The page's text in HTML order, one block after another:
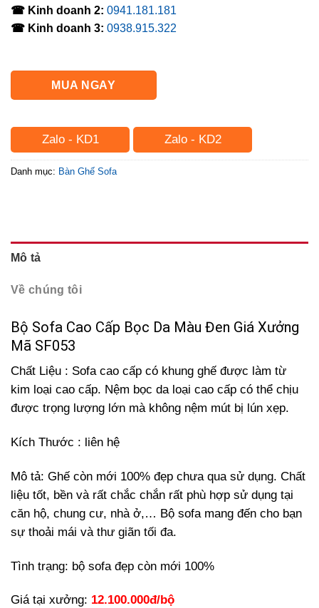
☎ Kinh doanh 2: 0941.181.181
☎ Kinh doanh 3: 0938.915.322
MUA NGAY
Zalo - KD1 Zalo - KD2
Danh mục: Bàn Ghế Sofa
Mô tả
Về chúng tôi
Bộ Sofa Cao Cấp Bọc Da Màu Đen Giá Xưởng
Mã SF053
Chất Liệu : Sofa cao cấp có khung ghế được làm từ
kim loại cao cấp. Nệm bọc da loại cao cấp có thể chịu
được trọng lượng lớn mà không nệm mút bị lún xẹp.
Kích Thước : liên hệ
Mô tả: Ghế còn mới 100% đẹp chưa qua sử dụng. Chất
liệu tốt, bền và rất chắc chắn rất phù hợp sử dụng tại
căn hộ, chung cư, nhà ở,… Bộ sofa mang đến cho bạn
sự thoải mái và thư giãn tối đa.
Tình trạng: bộ sofa đẹp còn mới 100%
Giá tại xưởng: 12.100.000đ/bộ